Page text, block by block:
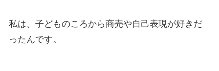
私は、子どものころから商売や自己表現が好きだ
ったんです。